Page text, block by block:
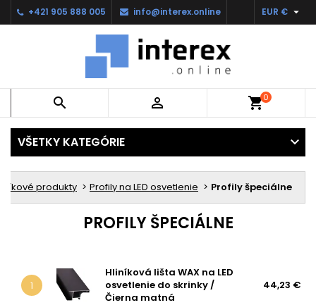
+421 905 888 005 info@interex.online EUR € 
  shopping_cart0
VŠETKY KATEGÓRIE
produkty Profily na LED osvetlenie Profily špeciálne
PROFILY ŠPECIÁLNE
1
Hliníková lišta WAX na LED
osvetlenie do skrinky /
Čierna matná
44,23 €